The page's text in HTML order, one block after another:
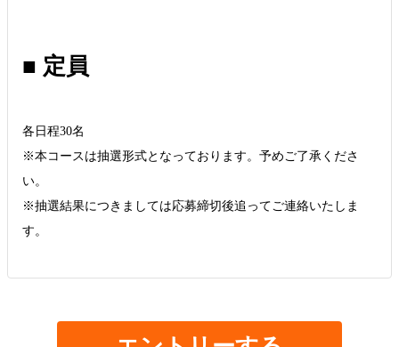
■ 定員
各日程30名
※本コースは抽選形式となっております。予めご了承くださ
い。
※抽選結果につきましては応募締切後追ってご連絡いたしま
す。